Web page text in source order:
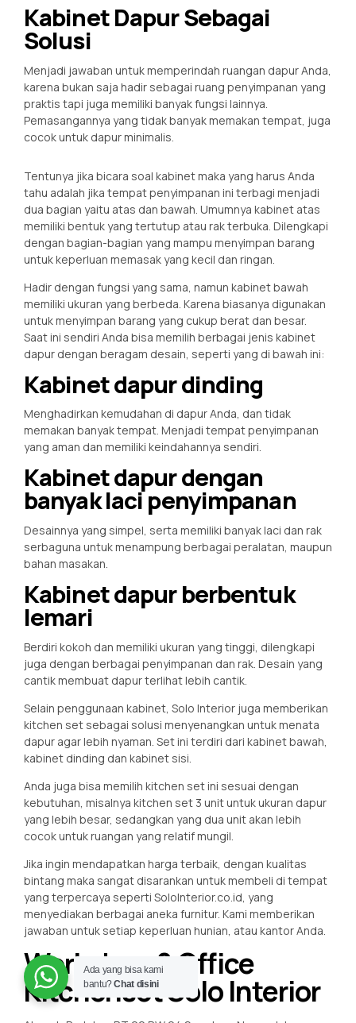
Kabinet Dapur Sebagai
Solusi
Menjadi jawaban untuk memperindah ruangan dapur Anda,
karena bukan saja hadir sebagai ruang penyimpanan yang
praktis tapi juga memiliki banyak fungsi lainnya.
Pemasangannya yang tidak banyak memakan tempat, juga
cocok untuk dapur minimalis.
Tentunya jika bicara soal kabinet maka yang harus Anda
tahu adalah jika tempat penyimpanan ini terbagi menjadi
dua bagian yaitu atas dan bawah. Umumnya kabinet atas
memiliki bentuk yang tertutup atau rak terbuka. Dilengkapi
dengan bagian-bagian yang mampu menyimpan barang
untuk keperluan memasak yang kecil dan ringan.
Hadir dengan fungsi yang sama, namun kabinet bawah
memiliki ukuran yang berbeda. Karena biasanya digunakan
untuk menyimpan barang yang cukup berat dan besar.
Saat ini sendiri Anda bisa memilih berbagai jenis kabinet
dapur dengan beragam desain, seperti yang di bawah ini:
Kabinet dapur dinding
Menghadirkan kemudahan di dapur Anda, dan tidak
memakan banyak tempat. Menjadi tempat penyimpanan
yang aman dan memiliki keindahannya sendiri.
Kabinet dapur dengan
banyak laci penyimpanan
Desainnya yang simpel, serta memiliki banyak laci dan rak
serbaguna untuk menampung berbagai peralatan, maupun
bahan masakan.
Kabinet dapur berbentuk
lemari
Berdiri kokoh dan memiliki ukuran yang tinggi, dilengkapi
juga dengan berbagai penyimpanan dan rak. Desain yang
cantik membuat dapur terlihat lebih cantik.
Selain penggunaan kabinet, Solo Interior juga memberikan
kitchen set sebagai solusi menyenangkan untuk menata
dapur agar lebih nyaman. Set ini terdiri dari kabinet bawah,
kabinet dinding dan kabinet sisi.
Anda juga bisa memilih kitchen set ini sesuai dengan
kebutuhan, misalnya kitchen set 3 unit untuk ukuran dapur
yang lebih besar, sedangkan yang dua unit akan lebih
cocok untuk ruangan yang relatif mungil.
Jika ingin mendapatkan harga terbaik, dengan kualitas
bintang maka sangat disarankan untuk membeli di tempat
yang terpercaya seperti SoloInterior.co.id, yang
menyediakan berbagai aneka furnitur. Kami memberikan
jawaban untuk setiap keperluan hunian, atau kantor Anda.
Workshop & Office
Kitchenset Solo Interior
Ada yang bisa kami
bantu?Chat disini